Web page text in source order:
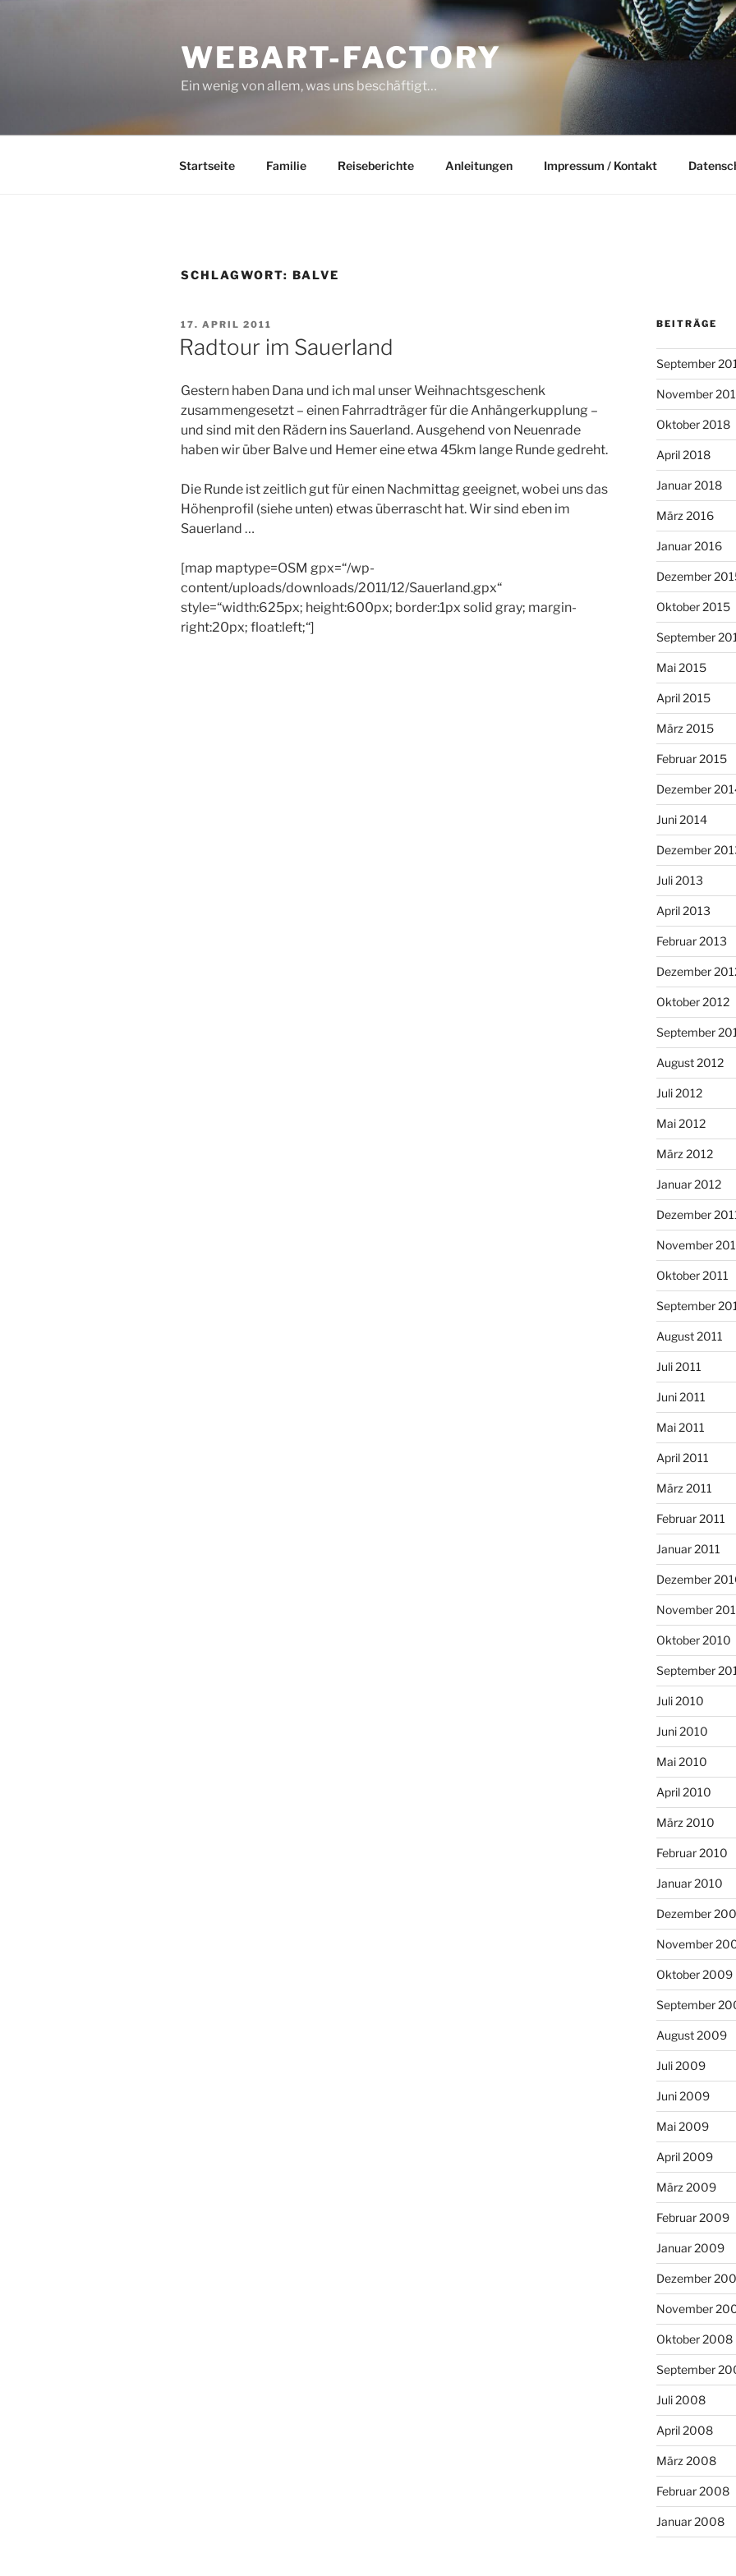
WEBART-FACTORY
Ein wenig von allem, was uns beschäftigt…
Startseite Familie Reiseberichte Anleitungen Impressum / Kontakt
SCHLAGWORT: BALVE
VERÖFFENTLICHT
AM
17. APRIL 2011
Radtour im Sauerland
Gestern haben Dana und ich mal unser Weihnachtsgeschenk
zusammengesetzt – einen Fahrradträger für die Anhängerkupplung –
und sind mit den Rädern ins Sauerland. Ausgehend von Neuenrade
haben wir über Balve und Hemer eine etwa 45km lange Runde gedreht.
Die Runde ist zeitlich gut für einen Nachmittag geeignet, wobei uns das
Höhenprofil (siehe unten) etwas überrascht hat. Wir sind eben im
Sauerland …
[map maptype=OSM gpx=“/wp-
content/uploads/downloads/2011/12/Sauerland.gpx“
style=“width:625px; height:600px; border:1px solid gray; margin-
right:20px; float:left;“]
BEITRÄGE
September
November
Oktober 2018
April 2018
Januar 2018
März 2016
Januar 2016
Dezember
Oktober 2015
September
Mai 2015
April 2015
März 2015
Februar 2015
Dezember
Juni 2014
Dezember
Juli 2013
April 2013
Februar 2013
Dezember
Oktober 2012
September
August 2012
Juli 2012
Mai 2012
März 2012
Januar 2012
Dezember
November
Oktober 2011
September
August 2011
Juli 2011
Juni 2011
Mai 2011
April 2011
März 2011
Februar 2011
Januar 2011
Dezember
November
Oktober 2010
September
Juli 2010
Juni 2010
Mai 2010
April 2010
März 2010
Februar 2010
Januar 2010
Dezember
November
Oktober 2009
September
August 2009
Juli 2009
Juni 2009
Mai 2009
April 2009
März 2009
Februar 2009
Januar 2009
Dezember
November
Oktober 2008
September
Juli 2008
April 2008
März 2008
Februar 2008
Januar 2008